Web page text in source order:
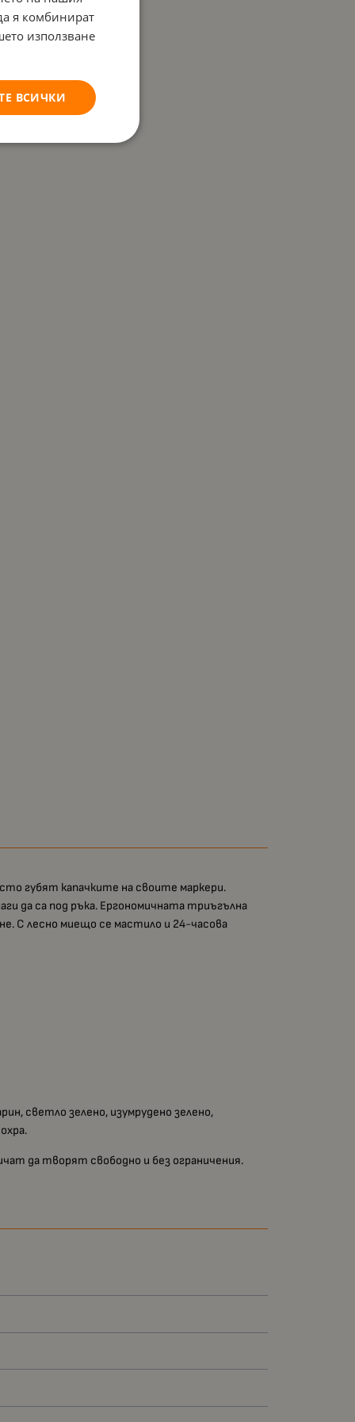
губят капачките на своите маркери.
да са под ръка. Ергономичната триъгълна
С лесно миещо се мастило и 24-часова
светло зелено, изумрудено зелено,
да творят свободно и без ограничения.
я комбинират
използване
ВСИЧКИ